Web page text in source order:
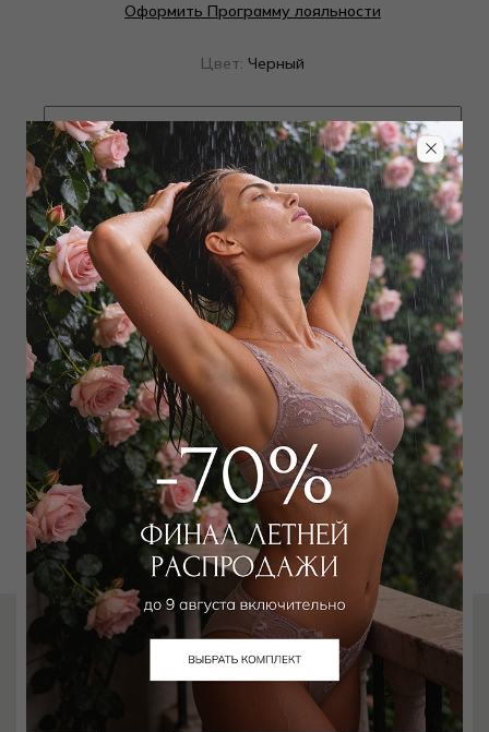
Оформить Программу лояльности
Цвет: Черный
Определить размер
Наличие в магазинах
Добавитьв корзину
Добавить в избранное
Забронировать в магазине
Вам может подойти